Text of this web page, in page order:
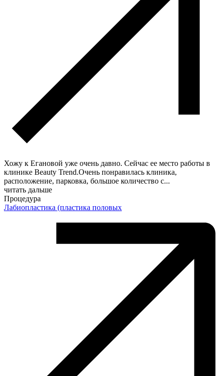
Хожу к Егановой уже очень давно. Сейчас ее место работы в
клинике Beauty Trend.Очень понравилась клиника,
расположение, парковка, большое количество с...
читать дальше
Процедура
Лабиопластика (пластика половых